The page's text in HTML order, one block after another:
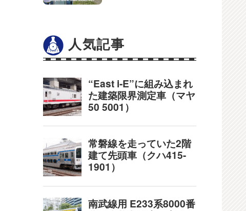
人気記事